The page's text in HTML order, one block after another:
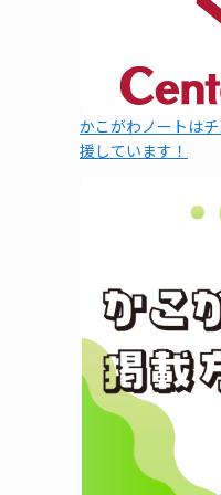
かこがわノートは
援しています！